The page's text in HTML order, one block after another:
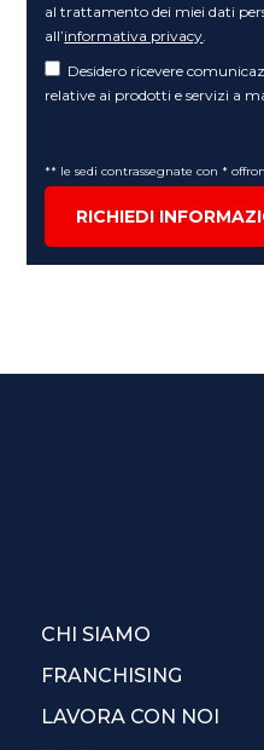
al trattamento dei miei dati
all’informativa privacy
Desidero ricevere
relative ai prodotti e servizi a
** le sedi contrassegnate con *
RICHIEDI
CHI SIAMO
FRANCHISING
LAVORA CON NOI